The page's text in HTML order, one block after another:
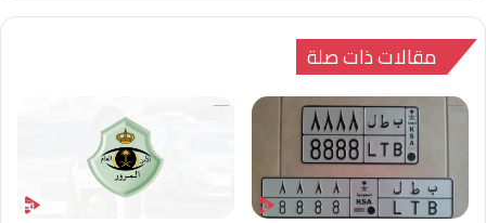
الويوك
تشا
مقالات ذات صلة